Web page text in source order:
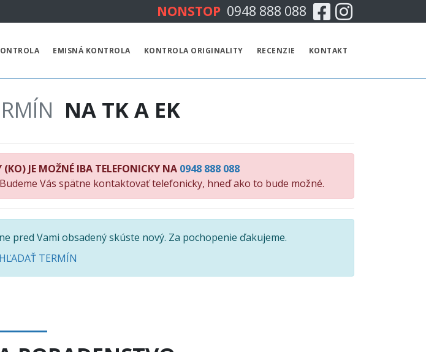
NONSTOP 0948 888 088 FacebookInstagram
EMISNÁ KONTROLA KONTROLA ORIGINALITY RECENZIE KONTAKT
NA TK A EK
JE MOŽNÉ IBA TELEFONICKY NA 0948 888 088
Vás spätne kontaktovať telefonicky, hneď ako to bude možné.
pred Vami obsadený skúste nový. Za pochopenie ďakujeme.
TERMÍN
CENNÍK
TECHNICKÁ KONTROLA
KONTROLA ORIGINALITY